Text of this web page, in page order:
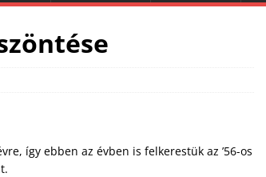
így ebben az évben is felkerestük az ’56-os